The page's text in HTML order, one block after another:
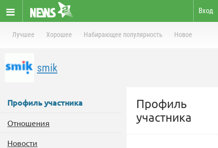
Вход
Лучшее Хорошее Набирающее популярность Новое
smik
Профиль участника
Отношения
Новости
Профиль
участника